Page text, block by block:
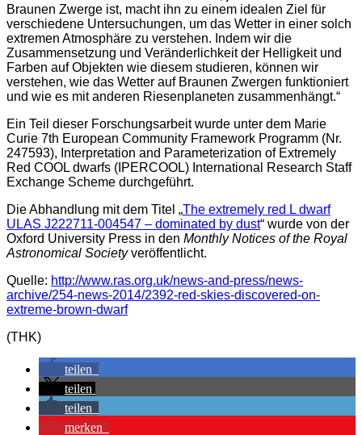
Braunen Zwerge ist, macht ihn zu einem idealen Ziel für
verschiedene Untersuchungen, um das Wetter in einer solch
extremen Atmosphäre zu verstehen. Indem wir die
Zusammensetzung und Veränderlichkeit der Helligkeit und
Farben auf Objekten wie diesem studieren, können wir
verstehen, wie das Wetter auf Braunen Zwergen funktioniert
und wie es mit anderen Riesenplaneten zusammenhängt.“
Ein Teil dieser Forschungsarbeit wurde unter dem Marie
Curie 7th European Community Framework Programm (Nr.
247593), Interpretation and Parameterization of Extremely
Red COOL dwarfs (IPERCOOL) International Research Staff
Exchange Scheme durchgeführt.
Die Abhandlung mit dem Titel „The extremely red L dwarf
ULAS J222711-004547 – dominated by dust“ wurde von der
Oxford University Press in den Monthly Notices of the Royal
Astronomical Societyveröffentlicht.
Quelle: http://www.ras.org.uk/news-and-press/news-
archive/254-news-2014/2392-red-skies-discovered-on-
extreme-brown-dwarf
(THK)
teilen
teilen
teilen
merken